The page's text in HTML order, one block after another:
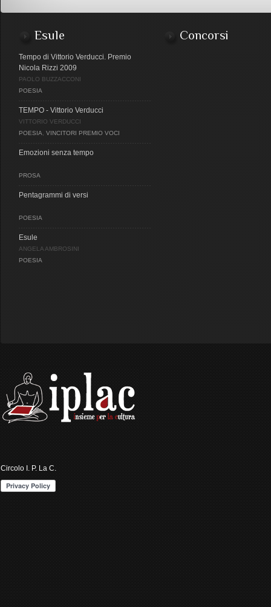
Esule
Tempo di Vittorio Verducci. Premio
Nicola Rizzi 2009
PAOLO BUZZACCONI
POESIA
TEMPO - Vittorio Verducci
VITTORIO VERDUCCI
POESIA
VINCITORI PREMIO VOCI
Emozioni senza tempo
PROSA
Pentagrammi di versi
POESIA
Esule
ANGELA AMBROSINI
POESIA
Concorsi
Circolo I. P. La C.